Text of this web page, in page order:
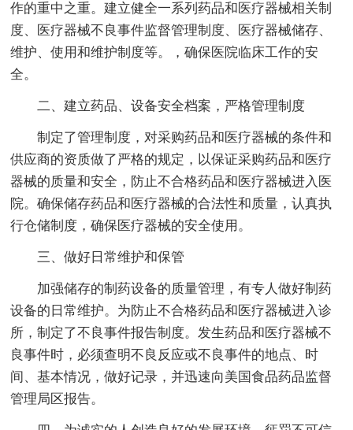
作的重中之重。建立健全一系列药品和医疗器械相关制
度、医疗器械不良事件监督管理制度、医疗器械储存、
维护、使用和维护制度等。，确保医院临床工作的安
全。
二、建立药品、设备安全档案，严格管理制度
制定了管理制度，对采购药品和医疗器械的条件和
供应商的资质做了严格的规定，以保证采购药品和医疗
器械的质量和安全，防止不合格药品和医疗器械进入医
院。确保储存药品和医疗器械的合法性和质量，认真执
行仓储制度，确保医疗器械的安全使用。
三、做好日常维护和保管
加强储存的制药设备的质量管理，有专人做好制药
设备的日常维护。为防止不合格药品和医疗器械进入诊
所，制定了不良事件报告制度。发生药品和医疗器械不
良事件时，必须查明不良反应或不良事件的地点、时
间、基本情况，做好记录，并迅速向美国食品药品监督
管理局区报告。